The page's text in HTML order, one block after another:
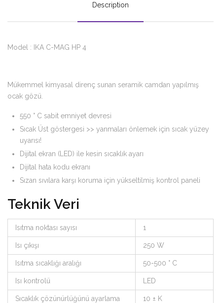
Description
Model : IKA C-MAG HP 4
Mükemmel kimyasal direnç sunan seramik camdan yapılmış
ocak gözü.
550 ° C sabit emniyet devresi
Sıcak Üst göstergesi >> yanmaları önlemek için sıcak yüzey
uyarısı!
Dijital ekran (LED) ile kesin sıcaklık ayarı
Dijital hata kodu ekranı
Sızan sıvılara karşı koruma için yükseltilmiş kontrol paneli
Teknik Veri
Isıtma noktası sayısı 1
Isı çıkışı 250 W
Isıtma sıcaklığı aralığı 50-500 ° C
Isı kontrolü LED
Sıcaklık çözünürlüğünü ayarlama 10 ± K